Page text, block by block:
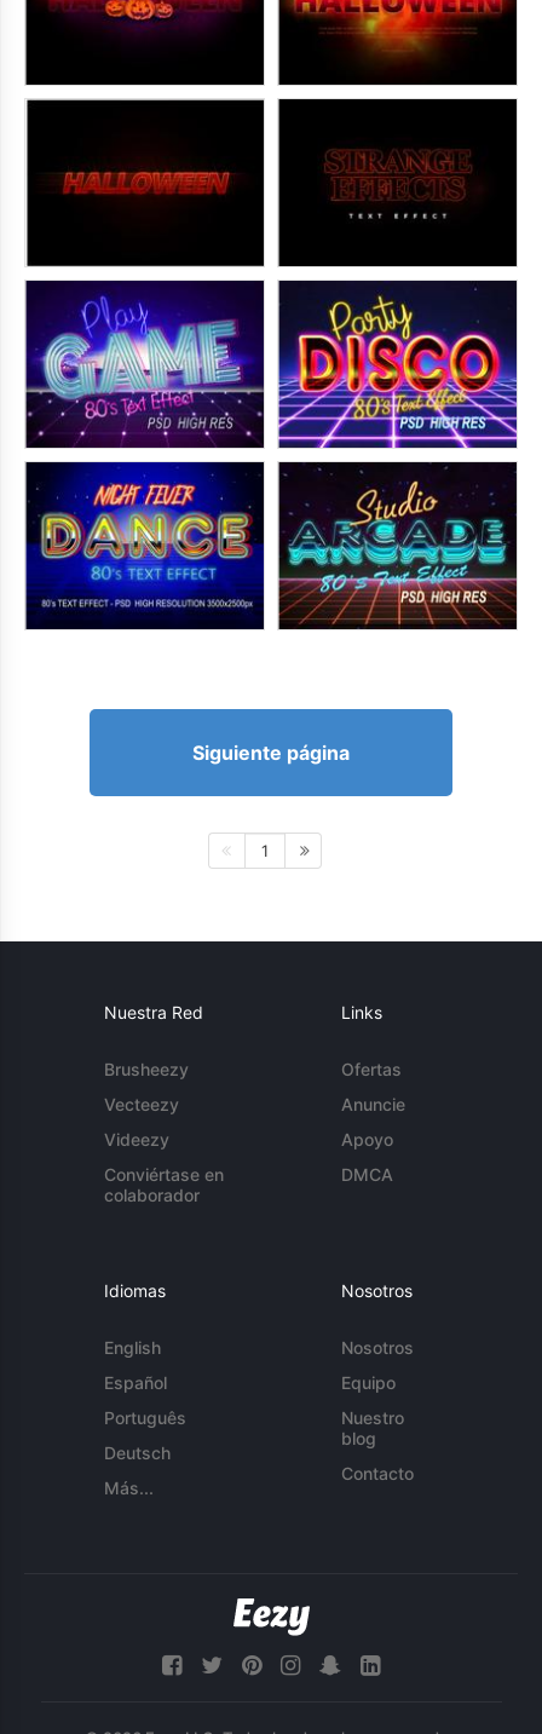
Siguiente página
1
Nuestra Red
Brusheezy
Vecteezy
Videezy
Conviértase en
colaborador
Links
Ofertas
Anuncie
Apoyo
DMCA
Idiomas
English
Español
Português
Deutsch
Más...
Nosotros
Nosotros
Equipo
Nuestro
blog
Contacto